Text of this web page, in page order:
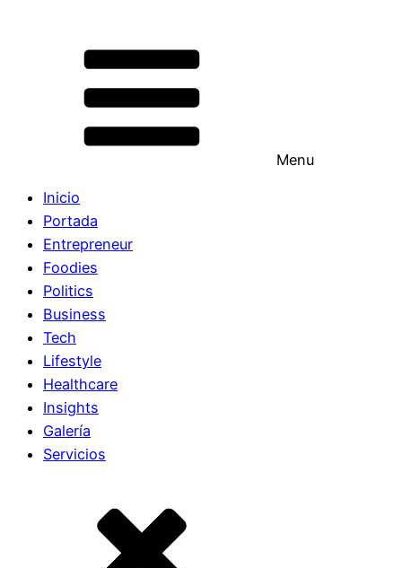
Menu
Inicio
Portada
Entrepreneur
Foodies
Politics
Business
Tech
Lifestyle
Healthcare
Insights
Galería
Servicios